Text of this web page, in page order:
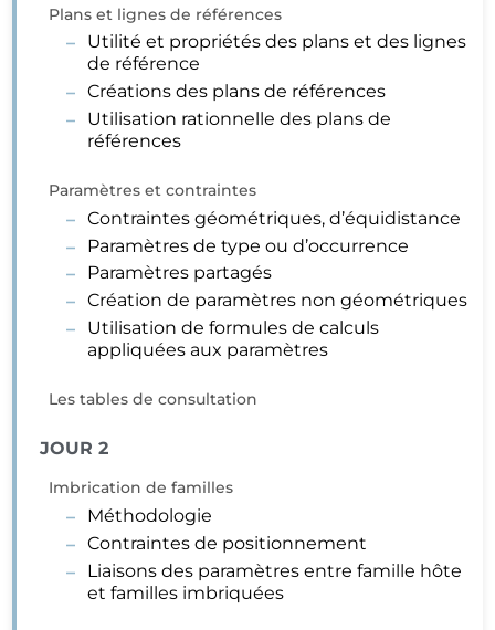
Plans et lignes de références
Utilité et propriétés des plans et des lignes
de référence
Créations des plans de références
Utilisation rationnelle des plans de
références
Paramètres et contraintes
Contraintes géométriques, d’équidistance
Paramètres de type ou d’occurrence
Paramètres partagés
Création de paramètres non géométriques
Utilisation de formules de calculs
appliquées aux paramètres
Les tables de consultation
JOUR 2
Imbrication de familles
Méthodologie
Contraintes de positionnement
Liaisons des paramètres entre famille hôte
et familles imbriquées